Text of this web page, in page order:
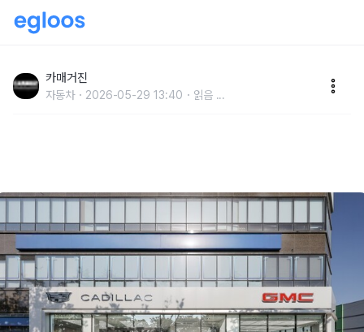
장’ 공식 오픈
카매거진
자동차 2026-05-29 13:40 읽음 ...